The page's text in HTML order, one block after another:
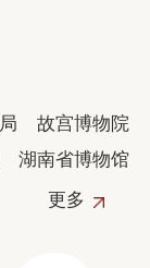
故宫博物院
湖南省博物馆
更多